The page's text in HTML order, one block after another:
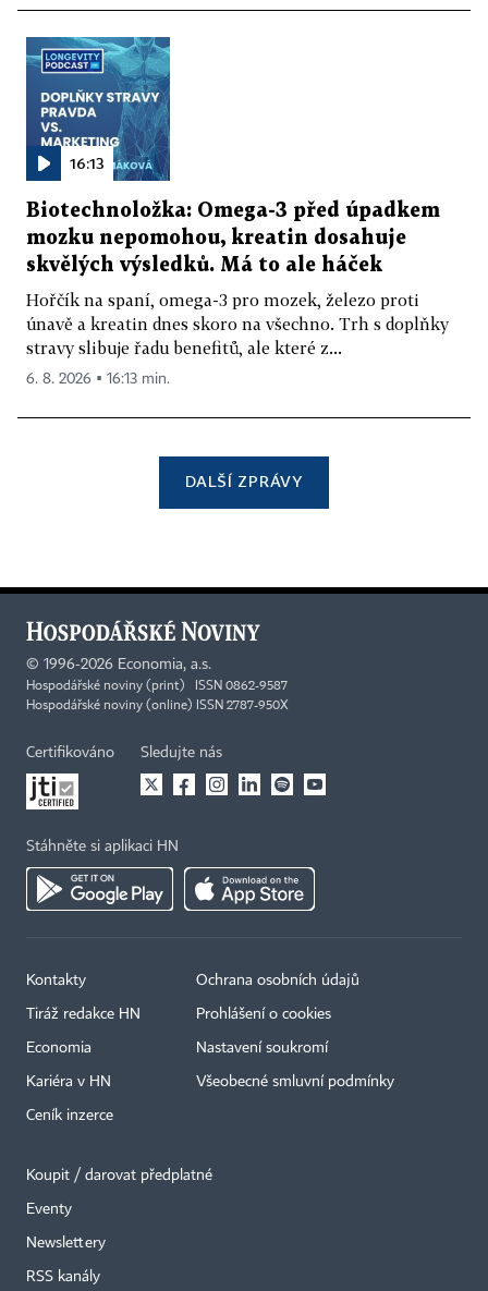
16:13
Biotechnoložka: Omega-3 před úpadkem
mozku nepomohou, kreatin dosahuje
skvělých výsledků. Má to ale háček
Hořčík na spaní, omega-3 pro mozek, železo proti
únavě a kreatin dnes skoro na všechno. Trh s doplňky
stravy slibuje řadu benefitů, ale které z...
6. 8. 2026 ▪ 16:13 min.
DALŠÍ ZPRÁVY
© 1996-2026 Economia, a.s.
Hospodářské noviny (print) ISSN 0862-9587
Hospodářské noviny (online) ISSN 2787-950X
Certifikováno Sledujte nás
Stáhněte si aplikaci HN
Kontakty
Tiráž redakce HN
Economia
Kariéra v HN
Ceník inzerce
Ochrana osobních údajů
Prohlášení o cookies
Nastavení soukromí
Všeobecné smluvní podmínky
Koupit / darovat předplatné
Eventy
Newslettery
RSS kanály